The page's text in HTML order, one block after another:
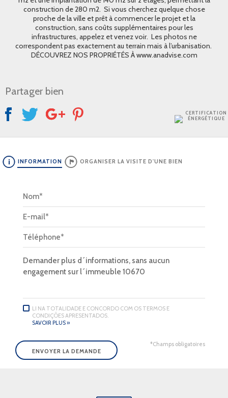
CERTIFICATION
ÉNERGÉTIQUE
construction de 280 m2. Si vous cherchez quelque chose
proche de la ville et prêt à commencer le projet et la
construction, sans coûts supplémentaires pour les
infrastructures, appelez et venez voir. Les photos ne
correspondent pas exactement au terrain mais à l’urbanisation.
DÉCOUVREZ NOS PROPRIÉTÉS À www.anadvise.com
Partager bien
INFORMATION ORGANISER LA VISITE D'UNE BIEN
LI NA TOTALIDADE E CONCORDO COM OS TERMOS E
CONDIÇÕES APRESENTADOS.
SAVOIR PLUS »
*Champs obligatoires